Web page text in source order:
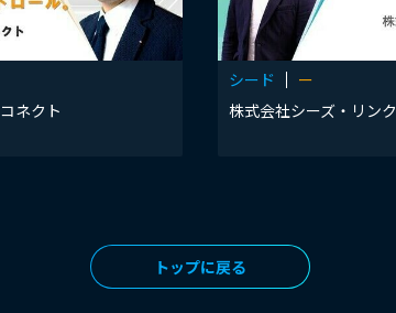
ネクト
シード
ー
株式会社シーズ・リンク
トップに戻る